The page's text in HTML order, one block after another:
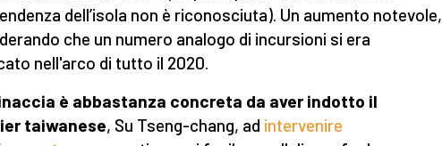
dell’isola non è riconosciuta). Un aumento notevole,
che un numero analogo di incursioni si era
nell'arco di tutto il 2020.
è abbastanza concreta da aver indotto il
taiwanese, Su Tseng-chang, ad intervenire